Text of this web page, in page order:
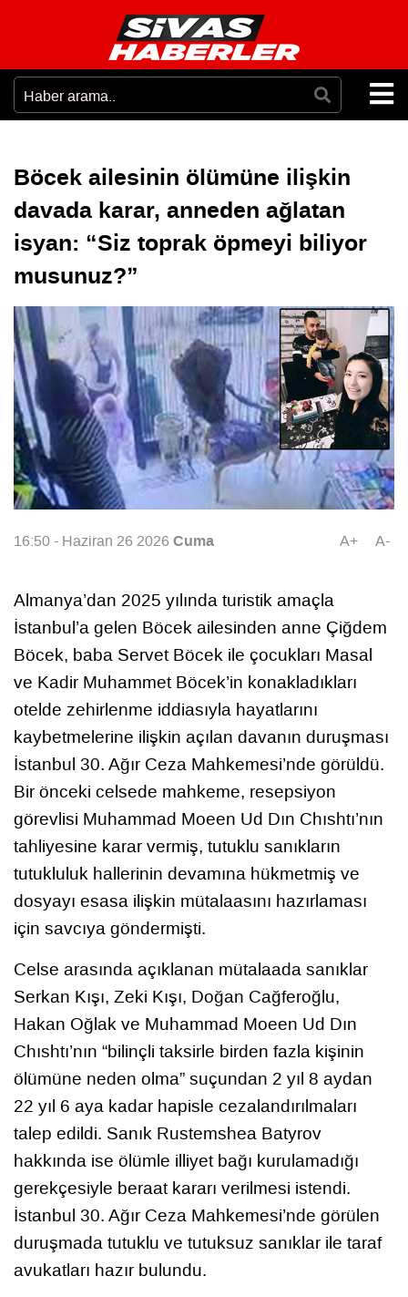
Böcek ailesinin ölümüne ilişkin
davada karar, anneden ağlatan
isyan: “Siz toprak öpmeyi biliyor
musunuz?”
16:50 - Haziran 26 2026 Cuma A+ A-
Almanya’dan 2025 yılında turistik amaçla
İstanbul’a gelen Böcek ailesinden anne Çiğdem
Böcek, baba Servet Böcek ile çocukları Masal
ve Kadir Muhammet Böcek’in konakladıkları
otelde zehirlenme iddiasıyla hayatlarını
kaybetmelerine ilişkin açılan davanın duruşması
İstanbul 30. Ağır Ceza Mahkemesi’nde görüldü.
Bir önceki celsede mahkeme, resepsiyon
görevlisi Muhammad Moeen Ud Dın Chıshtı’nın
tahliyesine karar vermiş, tutuklu sanıkların
tutukluluk hallerinin devamına hükmetmiş ve
dosyayı esasa ilişkin mütalaasını hazırlaması
için savcıya göndermişti.
Celse arasında açıklanan mütalaada sanıklar
Serkan Kışı, Zeki Kışı, Doğan Cağferoğlu,
Hakan Oğlak ve Muhammad Moeen Ud Dın
Chıshtı’nın “bilinçli taksirle birden fazla kişinin
ölümüne neden olma” suçundan 2 yıl 8 aydan
22 yıl 6 aya kadar hapisle cezalandırılmaları
talep edildi. Sanık Rustemshea Batyrov
hakkında ise ölümle illiyet bağı kurulamadığı
gerekçesiyle beraat kararı verilmesi istendi.
İstanbul 30. Ağır Ceza Mahkemesi’nde görülen
duruşmada tutuklu ve tutuksuz sanıklar ile taraf
avukatları hazır bulundu.